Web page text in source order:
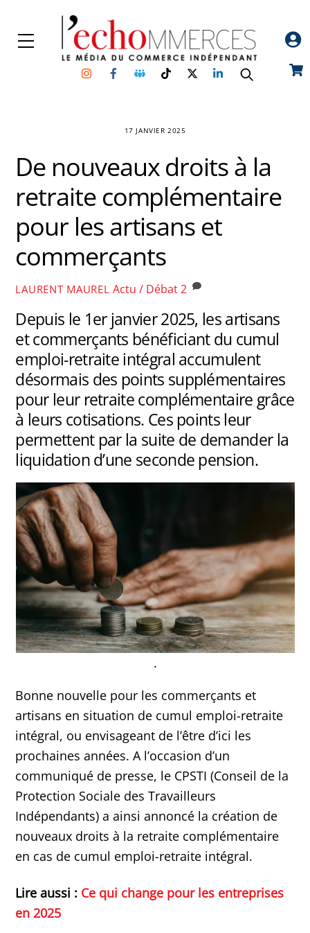
content
Menu
InstagramFacebookGroupe
Facebook
TikTokTwitterLinkedin
17 JANVIER 2025
De nouveaux droits à la
retraite complémentaire
pour les artisans et
commerçants
LAURENT MAUREL Actu / Débat2
Depuis le 1er janvier 2025, les artisans
et commerçants bénéficiant du cumul
emploi-retraite intégral accumulent
désormais des points supplémentaires
pour leur retraite complémentaire grâce
à leurs cotisations. Ces points leur
permettent par la suite de demander la
liquidation d’une seconde pension.
.
Bonne nouvelle pour les commerçants et
artisans en situation de cumul emploi-retraite
intégral, ou envisageant de l’être d’ici les
prochaines années. A l’occasion d’un
communiqué de presse, le CPSTI (Conseil de la
Protection Sociale des Travailleurs
Indépendants) a ainsi annoncé la création de
nouveaux droits à la retraite complémentaire
en cas de cumul emploi-retraite intégral.
Lire aussi : Ce qui change pour les entreprises
en 2025